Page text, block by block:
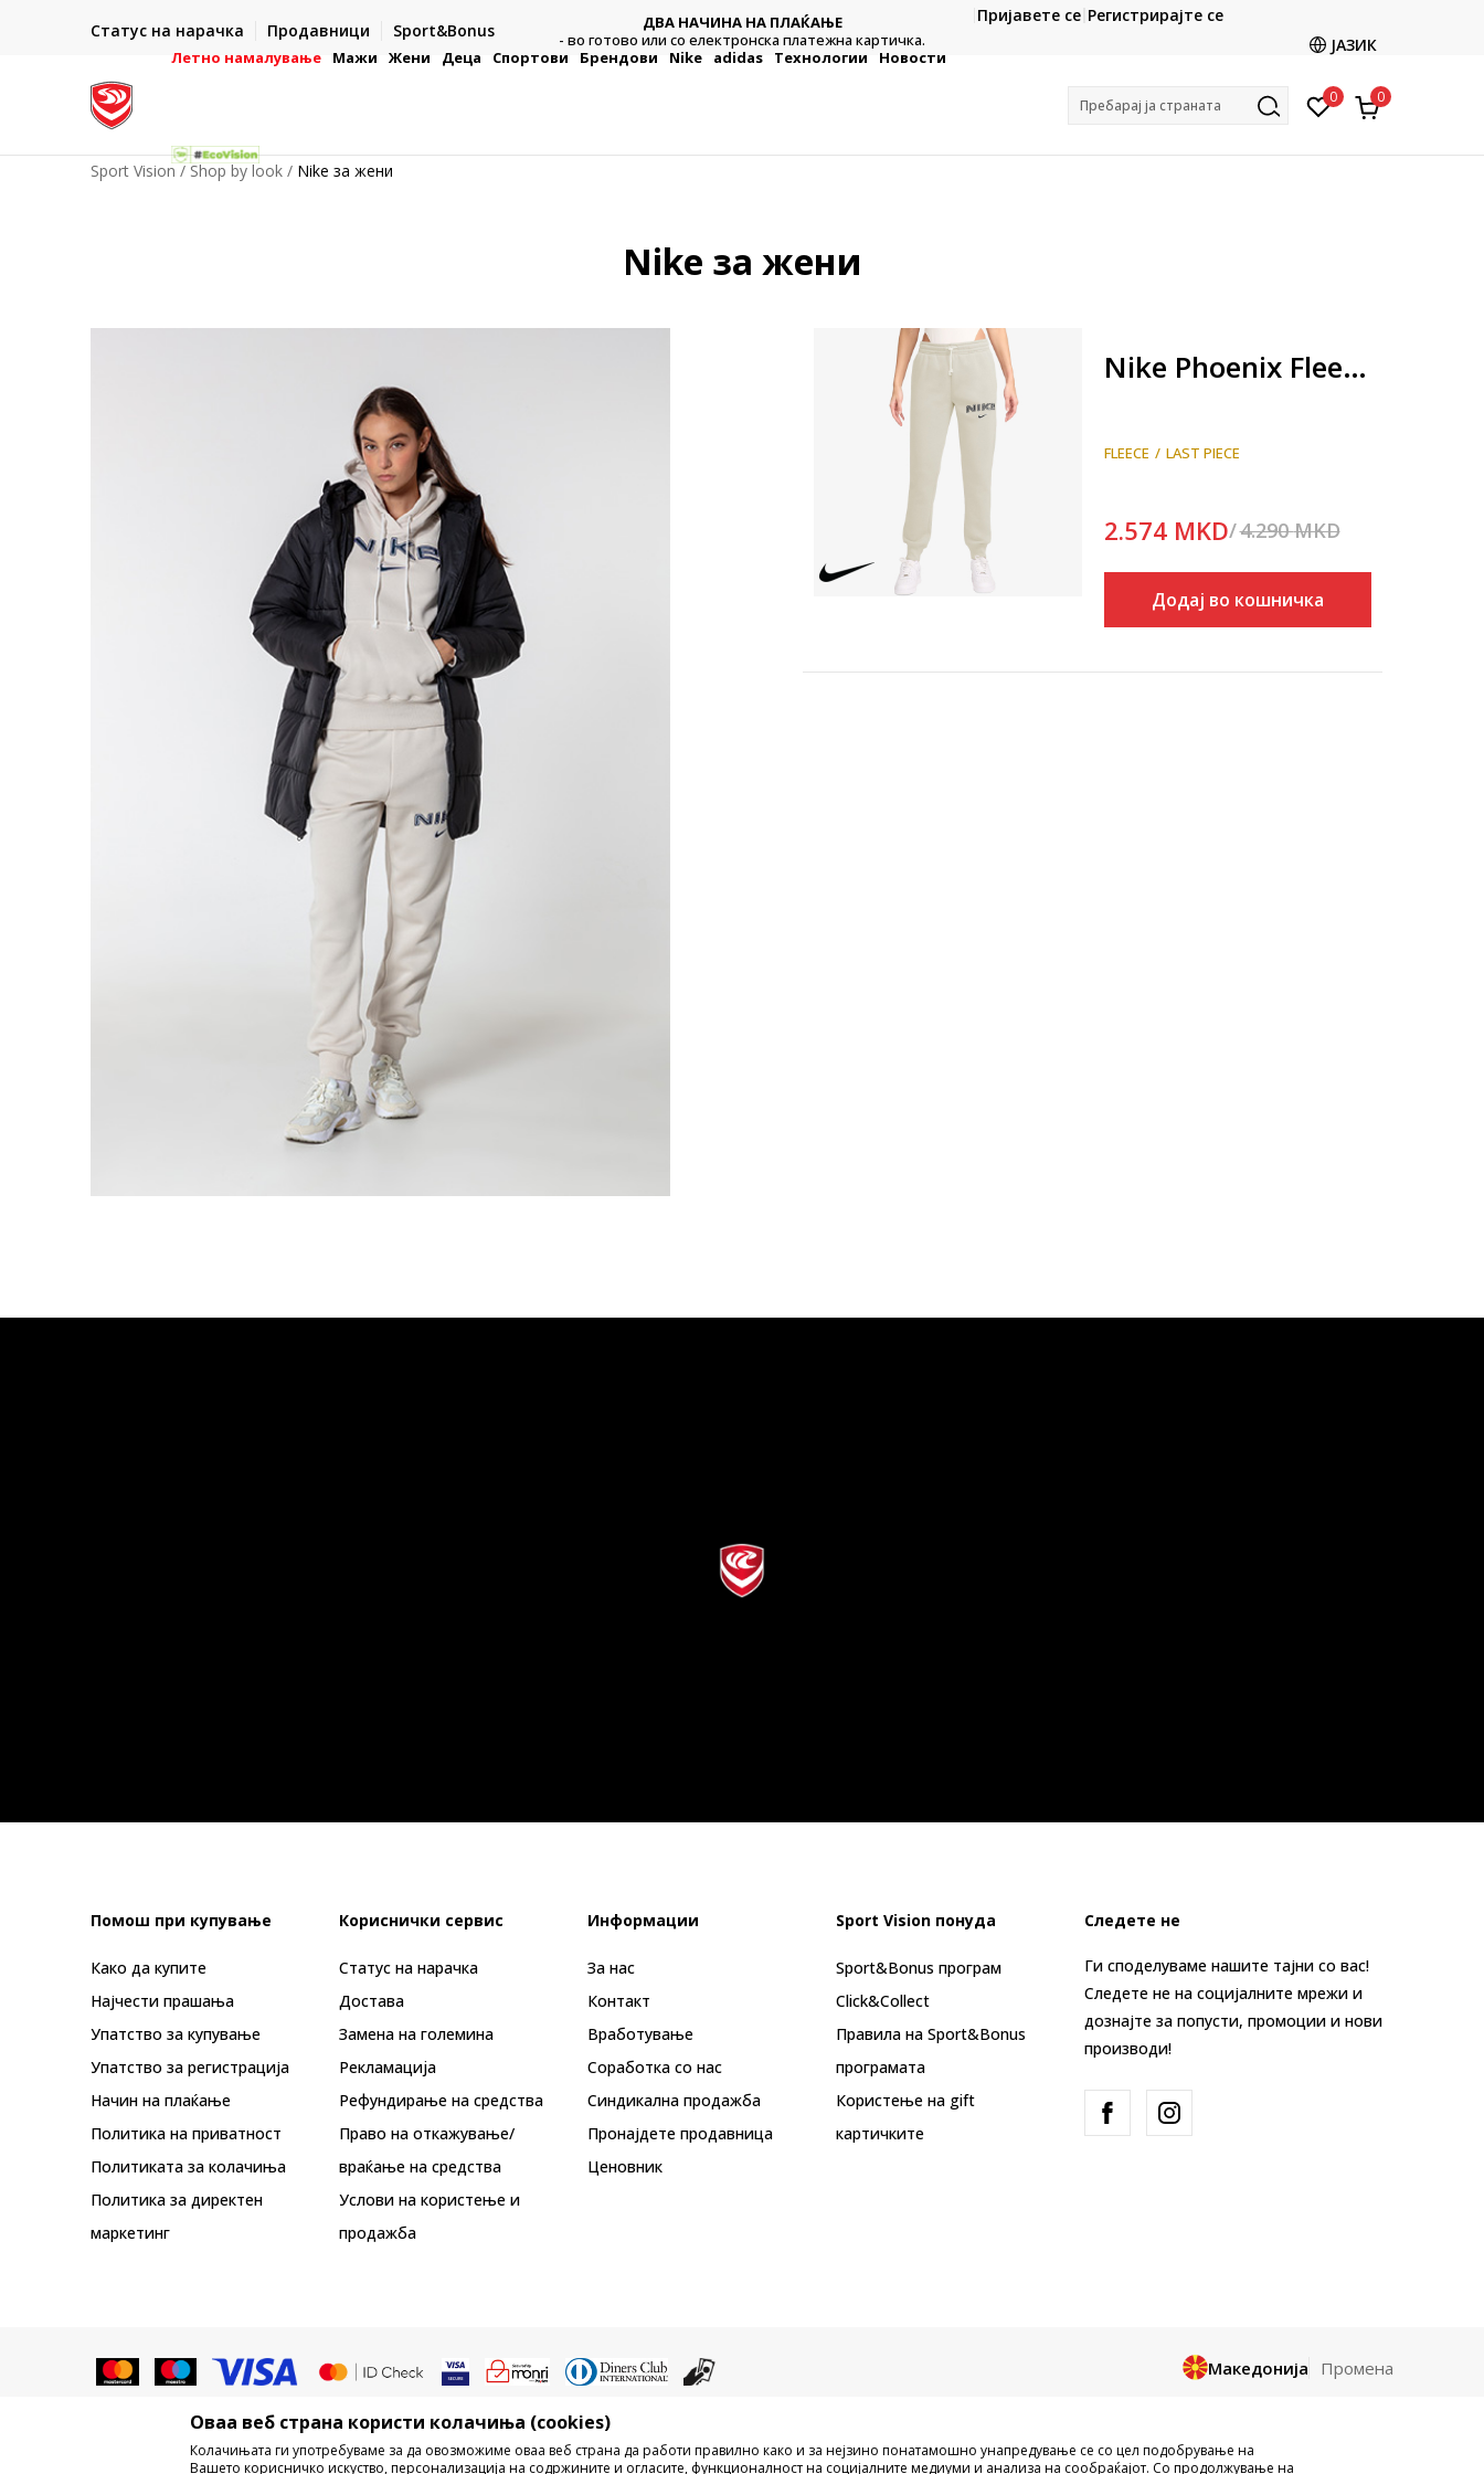
Статус на нарачка Продавници Sport&Bonus
- на сите нарачки во готово или со електронска платежна
ДВА НАЧИНА НА ПЛАЌАЊЕ
- во готово или со електронска платежна картичка.
CLICK & COLLECT
Платете со картичка online и подигнете во продавницата
Пријавете се Регистрирајте се
ЈАЗИК
Летно намалување Мажи Жени Деца Спортови Брендови Nike adidas Технологии Новости
Пребарај ја страната 0 0
Sport Vision Shop by look Nike за жени
Nike за жени
Nike Phoenix Fleece
FLEECE LAST PIECE
2.574 MKD 4.290MKD
40%
Додај во кошничка
Помош при купување
Како да купите
Најчести прашања
Упатство за купување
Упатство за регистрација
Начин на плаќање
Политика на приватност
Политиката за колачиња
Политика за директен
маркетинг
Кориснички сервис
Статус на нарачка
Достава
Замена на големина
Рекламациja
Рефундирање на средства
Право на откажување/
враќање на средства
Услови на користење и
продажба
Информации
За нас
Контакт
Вработување
Соработка со нас
Синдикална продажба
Пронајдете продавница
Ценовник
Sport Vision понуда
Sport&Bonus програм
Click&Collect
Правила на Sport&Bonus
програмата
Користење на gift
картичките
Следете не
Ги споделуваме нашите тајни со вас!
Следете не на социјалните мрежи и
дознајте за попусти, промоции и нови
производи!
Македонија Промена
Не е дозволено превземање или користење на содржината од интернет страните на Sport Vision, делумно или целосно a се однесува на логоа,
трговски марки, комерцијални содржини, ниту истите да се отстапуваат на трети лица, јавно да се објавуваат или да се користат за било какви цели,
Оваа веб страна користи колачиња (cookies)
Колачињата ги употребуваме за да овозможиме оваа веб страна да работи правилно како и за нејзино понатамошно унапредување се со цел подобрување на
Вашето корисничко искуство, персонализација на содржините и огласите, функционалност на социјалните медиуми и анализа на сообраќајот. Со продолжување на